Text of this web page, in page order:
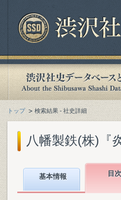
トップ 検索結果 - 社史詳細
八幡製鉄(株)『
基本情報 目次